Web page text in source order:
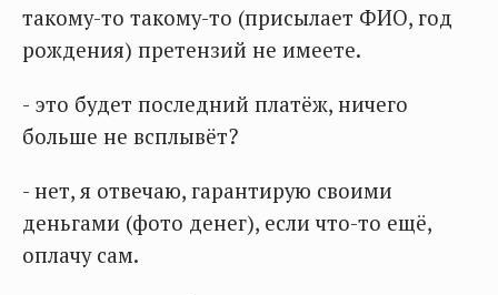
такому-то такому-то (присылает ФИО, год
рождения) претензий не имеете.
- это будет последний платёж, ничего
больше не всплывёт?
- нет, я отвечаю, гарантирую своими
деньгами (фото денег), если что-то ещё,
оплачу сам.